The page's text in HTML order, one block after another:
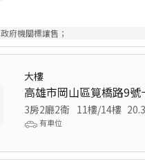
政府機關標讓售；
大樓
高雄市岡山區筧橋路9號
3房2廳2衛 11樓/14樓
有車位